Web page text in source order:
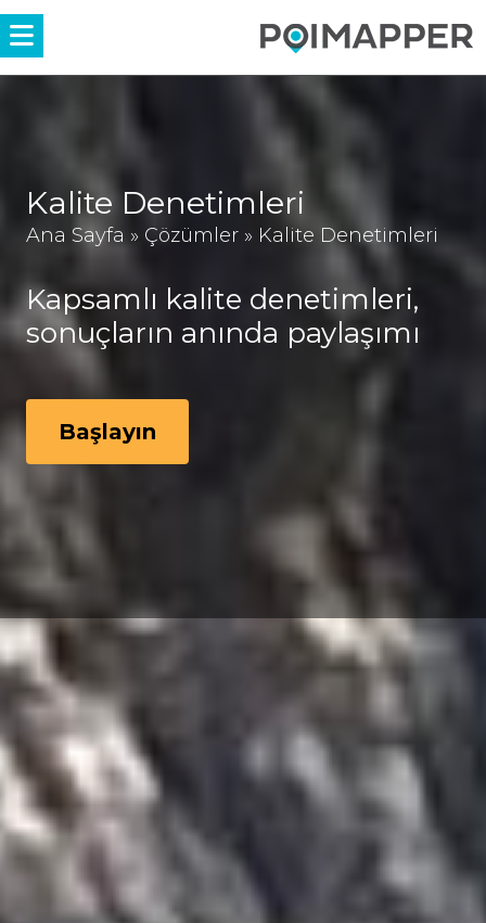
Menü
Kalite Denetimleri
Ana Sayfa » Çözümler » Kalite Denetimleri
Kapsamlı kalite denetimleri,
sonuçların anında paylaşımı
Başlayın